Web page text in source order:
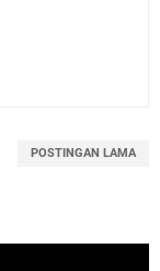
POSTINGAN LAMA